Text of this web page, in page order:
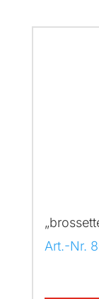
Art.-Nr.